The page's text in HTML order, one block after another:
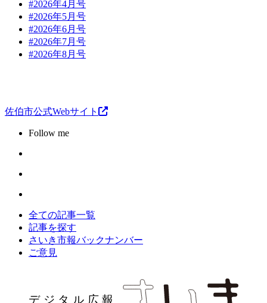
#2026年4月号
#2026年5月号
#2026年6月号
#2026年7月号
#2026年8月号
佐伯市公式Webサイト
Follow me
全ての記事一覧
記事を探す
さいき市報バックナンバー
ご意見